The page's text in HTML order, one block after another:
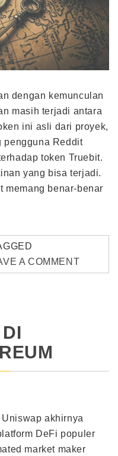
dengan kemunculan
masih terjadi antara
ini asli dari proyek,
pengguna Reddit
token Truebit.
yang bisa terjadi.
memang benar-benar
A COMMENT
akhirnya
DeFi populer
market maker